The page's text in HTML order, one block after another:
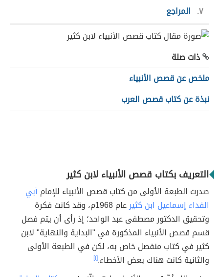
٧ المراجع
ذات صلة
ملخص عن قصص الأنبياء
نبذة عن كتاب قصص العرب
التعريف بكتاب قصص الأنبياء لابن كثير
صدرت الطبعة الأولى من كتاب قصص الأنبياء للإمام أبي
الفداء إسماعيل ابن كثير
عام 1968م، وقد كانت فكرة
وتحقيق الدكتور مصطفى عبد الواحد؛ إذ رأى أن يتم فصل
قسم قصص الأنبياء المذكورة في "البداية والنهاية" لابن
كثير في كتاب منفصل خاص به، لكن في الطبعة الأولى
والثانية كانت هناك بعض الأخطاء.[١]